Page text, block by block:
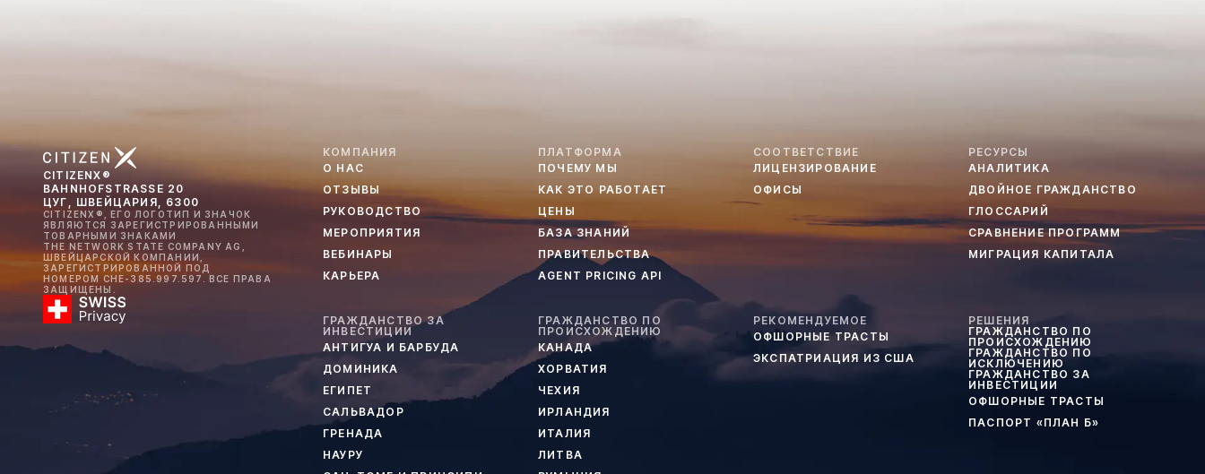
CITIZENX®
BAHNHOFSTRASSE 20
ЦУГ, ШВЕЙЦАРИЯ, 6300
CITIZENX®, ЕГО ЛОГОТИП И ЗНАЧОК
ЯВЛЯЮТСЯ ЗАРЕГИСТРИРОВАННЫМИ
ТОВАРНЫМИ ЗНАКАМИ
THE NETWORK STATE COMPANY AG,
ШВЕЙЦАРСКОЙ КОМПАНИИ,
ЗАРЕГИСТРИРОВАННОЙ ПОД
НОМЕРОМ CHE-385.997.597. ВСЕ ПРАВА
ЗАЩИЩЕНЫ.
КОМПАНИЯ
О НАС
ОТЗЫВЫ
РУКОВОДСТВО
МЕРОПРИЯТИЯ
ВЕБИНАРЫ
КАРЬЕРА
ПЛАТФОРМА
ПОЧЕМУ МЫ
КАК ЭТО РАБОТАЕТ
ЦЕНЫ
БАЗА ЗНАНИЙ
ПРАВИТЕЛЬСТВА
AGENT PRICING API
СООТВЕТСТВИЕ
ЛИЦЕНЗИРОВАНИЕ
ОФИСЫ
РЕСУРСЫ
АНАЛИТИКА
ДВОЙНОЕ ГРАЖДАНСТВО
ГЛОССАРИЙ
СРАВНЕНИЕ ПРОГРАММ
МИГРАЦИЯ КАПИТАЛА
ГРАЖДАНСТВО ЗА
ИНВЕСТИЦИИ
АНТИГУА И БАРБУДА
ДОМИНИКА
ЕГИПЕТ
САЛЬВАДОР
ГРЕНАДА
НАУРУ
ГРАЖДАНСТВО ПО
ПРОИСХОЖДЕНИЮ
КАНАДА
ХОРВАТИЯ
ЧЕХИЯ
ИРЛАНДИЯ
ИТАЛИЯ
ЛИТВА
РЕКОМЕНДУЕМОЕ
ОФШОРНЫЕ ТРАСТЫ
ЭКСПАТРИАЦИЯ ИЗ США
РЕШЕНИЯ
ГРАЖДАНСТВО ПО
ПРОИСХОЖДЕНИЮ
ГРАЖДАНСТВО ПО
ИСКЛЮЧЕНИЮ
ГРАЖДАНСТВО ЗА
ИНВЕСТИЦИИ
ОФШОРНЫЕ ТРАСТЫ
ПАСПОРТ «ПЛАН Б»